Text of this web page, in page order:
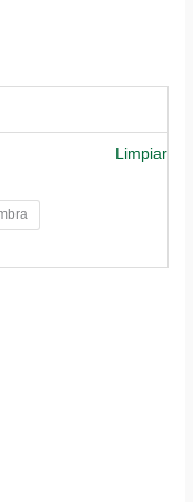
Limpiar